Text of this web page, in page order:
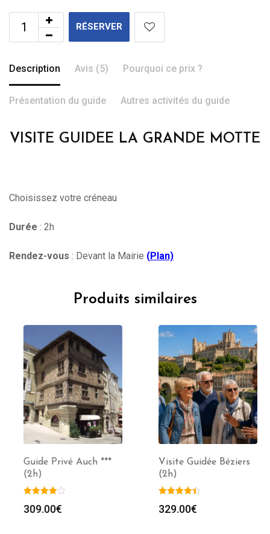
RÉSERVER
Description Avis (5) Pourquoi ce prix ?
Présentation du guide Autres activités du guide
VISITE GUIDEE LA GRANDE MOTTE
Choisissez votre créneau
Durée : 2h
Rendez-vous : Devant la Mairie (Plan)
Produits similaires
Guide Privé Auch ***
(2h)
309.00€
Visite Guidée Béziers
(2h)
329.00€